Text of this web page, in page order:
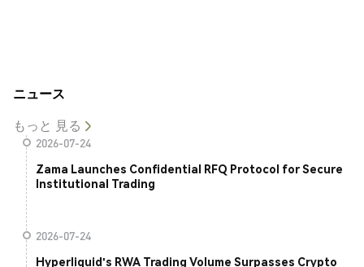
ニュース
もっと 見る
2026-07-24
Zama Launches Confidential RFQ Protocol for Secure
Institutional Trading
2026-07-24
Hyperliquid's RWA Trading Volume Surpasses Crypto